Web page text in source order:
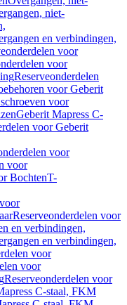
niet-
en verbindingen,
voor
voor
Reserveonderdelen
voor Geberit
schroeven voor
Geberit Mapress C-
voor Geberit
voor
voor
BochtenT-
Reserveonderdelen voor
en verbindingen,
en verbindingen,
voor
voor
Reserveonderdelen voor
C-staal, FKM